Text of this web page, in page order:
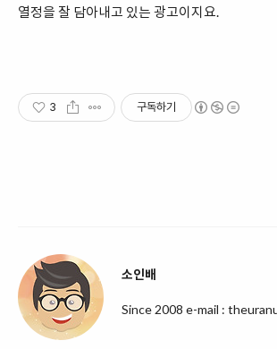
열정을 잘 담아내고 있는 광고이지요.
3 구독하기
소인배
Since 2008 e-mail :